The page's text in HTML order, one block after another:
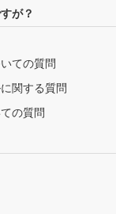
が？
ての質問
関する質問
の質問